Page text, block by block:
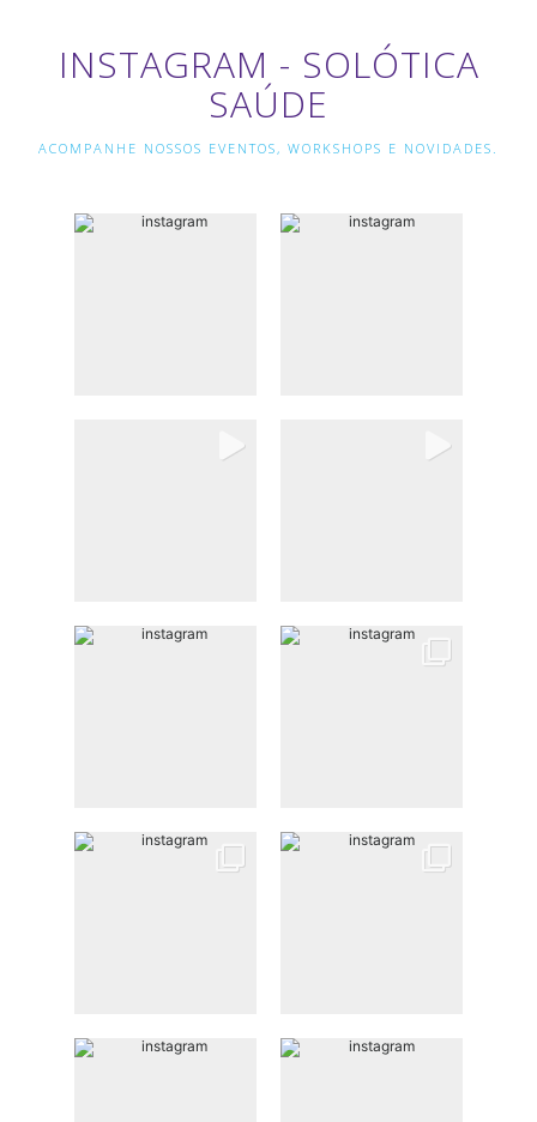
INSTAGRAM - SOLÓTICA
SAÚDE
ACOMPANHE NOSSOS EVENTOS, WORKSHOPS E NOVIDADES.